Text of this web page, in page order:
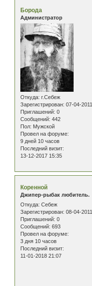
Борода
Администратор
Откуда: г.Себеж
Зарегистрирован: 07-04-2011
Приглашений: 0
Сообщений: 442
Пол: Мужской
Провел на форуме:
9 дней 10 часов
Последний визит:
13-12-2017 15:35
Коренной
Джипер-рыбак любитель.
Откуда: Себеж
Зарегистрирован: 08-04-2011
Приглашений: 0
Сообщений: 693
Провел на форуме:
3 дня 10 часов
Последний визит:
11-01-2018 21:07